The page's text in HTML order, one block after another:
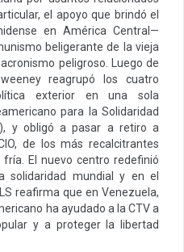
el apoyo que brindó el
en América Central—
beligerante de la vieja
peligroso. Luego de
reagrupó los cuatro
exterior en una sola
para la Solidaridad
y obligó a pasar a retiro a
de los más recalcitrantes
El nuevo centro redefinió
mundial y en el
reafirma que en Venezuela,
ha ayudado a la CTV a
y a proteger la libertad